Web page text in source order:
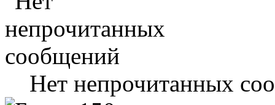
Нет непрочитанных